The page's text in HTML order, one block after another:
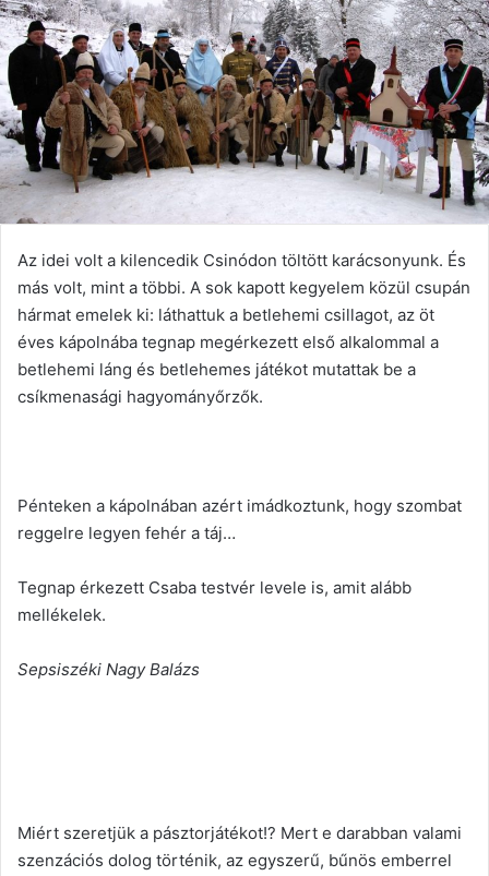
Az idei volt a kilencedik Csinódon töltött karácsonyunk. És
más volt, mint a többi. A sok kapott kegyelem közül csupán
hármat emelek ki: láthattuk a betlehemi csillagot, az öt
éves kápolnába tegnap megérkezett első alkalommal a
betlehemi láng és betlehemes játékot mutattak be a
csíkmenasági hagyományőrzők.
Pénteken a kápolnában azért imádkoztunk, hogy szombat
reggelre legyen fehér a táj…
Tegnap érkezett Csaba testvér levele is, amit alább
mellékelek.
Sepsiszéki Nagy Balázs
Miért szeretjük a pásztorjátékot!? Mert e darabban valami
szenzációs dolog történik, az egyszerű, bűnös emberrel